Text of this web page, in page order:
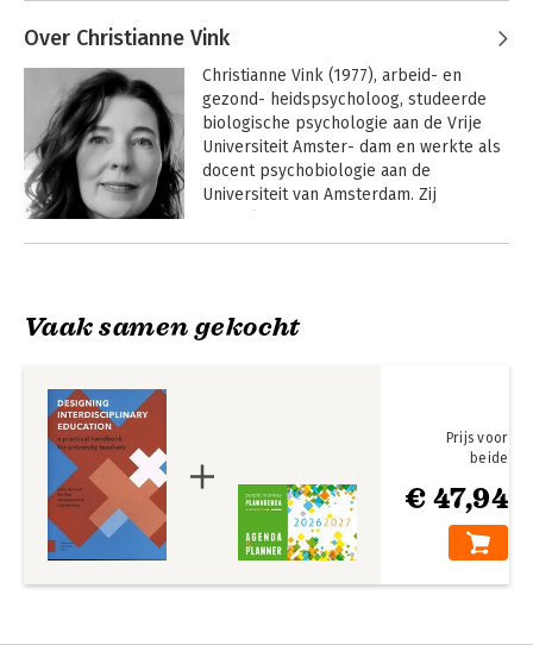
interdisciplinaire
Over Christianne Vink
Christianne Vink (1977), arbeid- en
gezond- heidspsycholoog, studeerde
biologische psychologie aan de Vrije
Universiteit Amster- dam en werkte als
docent psychobiologie aan de
Universiteit van Amsterdam. Zij
Compassion-Focused Therapy (CFT) en
Christianne is medeoprichter en
managing partner van Reflect Academy
en (mentale en fysieke) gezondheid in
wetenschappers en collega’s uit het
veld en adviseert bestuurders en
directeuren ten aan- zien van
vraagstukken over menselijk kapitaal
Vaak samen gekocht
€ 47,94
Prijs voor
beide